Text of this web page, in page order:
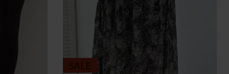
SALE